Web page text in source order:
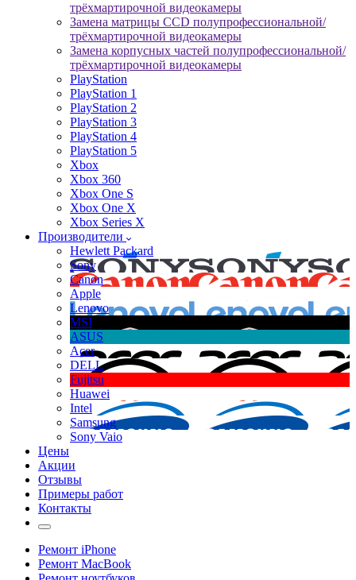
трёхмартирочной видеокамеры
Замена матрицы CCD полупрофессиональной/
трёхмартирочной видеокамеры
Замена корпусных частей полупрофессиональной/
трёхмартирочной видеокамеры
PlayStation
PlayStation 1
PlayStation 2
PlayStation 3
PlayStation 4
PlayStation 5
Xbox
Xbox 360
Xbox One S
Xbox One X
Xbox Series X
Производители
Hewlett Packard
Sony
Canon
Apple
Lenovo
MSI
ASUS
Acer
DELL
Fujitsu
Huawei
Intel
Samsung
Sony Vaio
Цены
Акции
Отзывы
Примеры работ
Контакты
Ремонт iPhone
Ремонт MacBook